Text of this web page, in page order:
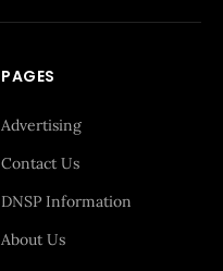
PAGES
Advertising
Contact Us
DNSP Information
About Us